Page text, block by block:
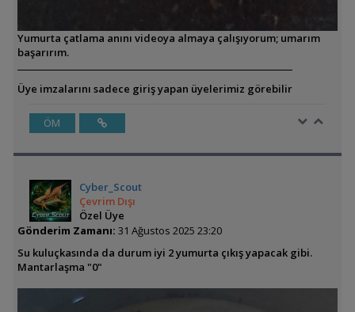
Yumurta çatlama anını videoya almaya çalışıyorum; umarım
başarırım.
Üye imzalarını sadece giriş yapan üyelerimiz görebilir
ÖM
Cyber_Scout
Çevrim Dışı
Özel Üye
Gönderim Zamanı: 31 Ağustos 2025 23:20
Su kuluçkasında da durum iyi 2 yumurta çıkış yapacak gibi.
Mantarlaşma "0"